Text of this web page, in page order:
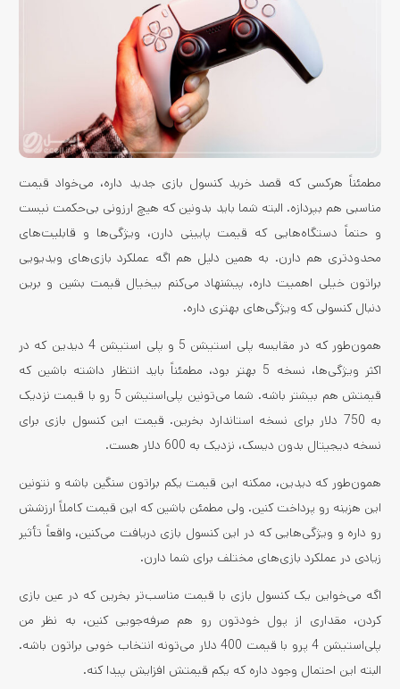
مطمئناً هرکسی که قصد خرید کنسول بازی جدید داره، می‌خواد قیمت
مناسبی هم بپردازه. البته شما باید بدونین که هیچ ارزونی بی‌حکمت نیست
و حتماً دستگاه‌هایی که قیمت پایینی دارن، ویژگی‌ها و قابلیت‌های
محدودتری هم دارن. به همین دلیل هم اگه عملکرد بازی‌های ویدیویی
براتون خیلی اهمیت داره، پیشنهاد می‌کنم بیخیال قیمت بشین و برین
دنبال کنسولی که ویژگی‌های بهتری داره.
همون‌طور که در مقایسه پلی استیشن 5 و پلی استیشن 4 دیدین که در
اکثر ویژگی‌ها، نسخه 5 بهتر بود، مطمئناً باید انتظار داشته باشین که
قیمتش هم بیشتر باشه. شما می‌تونین پلی‌استیشن 5 رو با قیمت نزدیک
به 750 دلار برای نسخه استاندارد بخرین. قیمت این کنسول بازی برای
نسخه دیجیتال بدون دیسک، نزدیک به 600 دلار هست.
همون‌طور که دیدین، ممکنه این قیمت یکم براتون سنگین باشه و نتونین
این هزینه رو پرداخت کنین. ولی مطمئن باشین که این قیمت کاملاً ارزشش
رو داره و ویژگی‌هایی که در این کنسول بازی دریافت می‌کنین، واقعاً تأثیر
زیادی در عملکرد بازی‌های مختلف برای شما دارن.
اگه می‌خواین یک کنسول بازی با قیمت مناسب‌تر بخرین که در عین بازی
کردن، مقداری از پول خودتون رو هم صرفه‌جویی کنین، به نظر من
پلی‌استیشن 4 پرو با قیمت 400 دلار می‌تونه انتخاب خوبی براتون باشه.
البته این احتمال وجود داره که یکم قیمتش افزایش پیدا کنه.